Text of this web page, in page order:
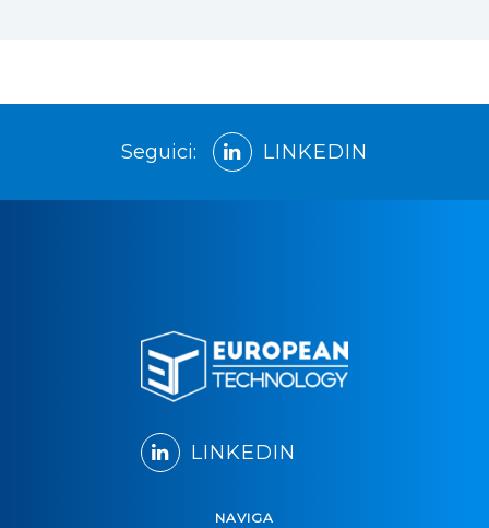
Seguici: LINKEDIN
LINKEDIN
NAVIGA